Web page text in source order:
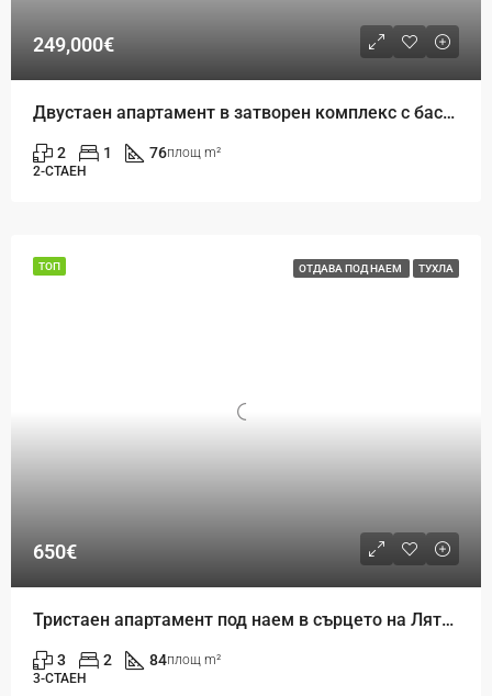
249,000€
Двустаен апартамент в затворен комплекс с басейн в Св. Св. Константин и Елена, Варна
2 1 76площ m²
2-СТАЕН
ТОП ОТДАВА ПОД НАЕМ ТУХЛА
650€
Тристаен апартамент под наем в сърцето на Лятно кино Тракия, гр. Варна
3 2 84площ m²
3-СТАЕН